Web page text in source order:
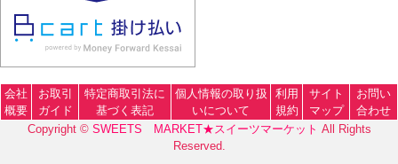
会社
概要
お取引
ガイド
特定商取引法に
基づく表記
個人情報の取り扱
いについて
利用
規約
サイト
マップ
お問い
合わせ
Copyright © SWEETS MARKET★スイーツマーケット All Rights
Reserved.